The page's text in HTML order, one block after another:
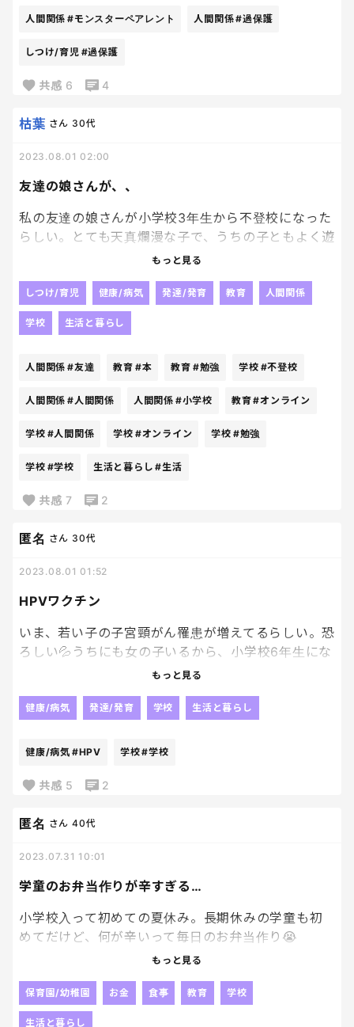
人間関係 #モンスターペアレント 人間関係#過保護
しつけ/育児 #過保護
共感 6 4
友達の娘さんが、、
枯葉 さん 30代
2023.08.01 02:00
私の友達の娘さんが小学校3年生から不登校になった
らしい。とても天真爛漫な子で、うちの子ともよく遊
んでくれていたとっても良い子だったからとても心配
て人間関係がむずかしくなるのかな？リアルな生活
って必要なのかな？学習だけをさせるならオンライ
ンだけじゃダメ？マイナスやトラウマにもなりうる
思っちゃう💦みんな幸せになるために日々生きて努
😭
もっと見る
しつけ/育児 健康/病気 発達/発育 教育 人間関係
学校 生活と暮らし
人間関係 #友達 教育 #本 教育 #勉強 学校 #不登校
人間関係 #人間関係 人間関係 #小学校 教育#オンライン
学校 #人間関係 学校 #オンライン 学校 #勉強
学校 #学校 生活と暮らし #生活
共感 7 2
HPVワクチン
匿名 さん 30代
2023.08.01 01:52
いま、若い子の子宮頸がん罹患が増えてるらしい。恐
ろしい💦うちにも女の子いるから、小学校6年生にな
ったらHPVワクチンちゃんと打たせようと思う。
もっと見る
健康/病気 発達/発育 学校 生活と暮らし
健康/病気 #HPV 学校#学校
共感 5 2
学童のお弁当作りが辛すぎる…
匿名 さん 40代
2023.07.31 10:01
小学校入って初めての夏休み。長期休みの学童も初
めてだけど、何が辛いって毎日のお弁当作り😭
保育園の頃は栄養バランス抜群の給食が提供されて
とか…。
小学生に入って、ワーママが楽になったことって全然
もっと見る
保育園/幼稚園 お金 食事 教育 学校
生活と暮らし